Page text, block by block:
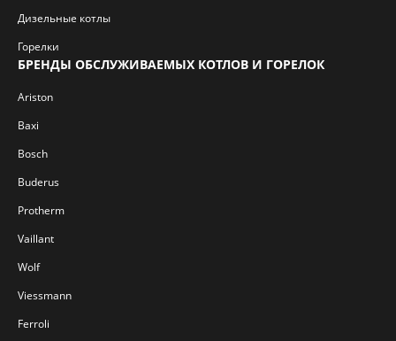
Дизельные котлы
Горелки
БРЕНДЫ ОБСЛУЖИВАЕМЫХ КОТЛОВ И ГОРЕЛОК
Ariston
Baxi
Bosch
Buderus
Protherm
Vaillant
Wolf
Viessmann
Ferroli